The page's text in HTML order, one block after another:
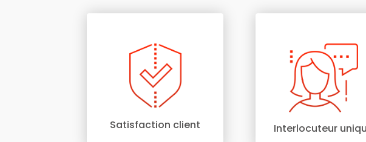
Satisfaction client Interlocuteur